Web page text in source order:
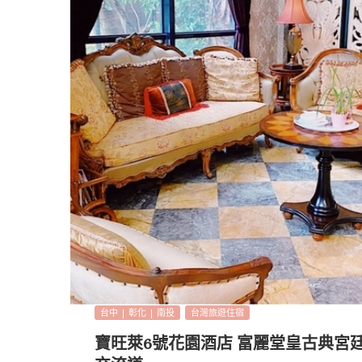
台中 | 彰化 | 南投 台灣旅遊住宿
寶旺萊6號花園酒店 富麗堂皇古典宮